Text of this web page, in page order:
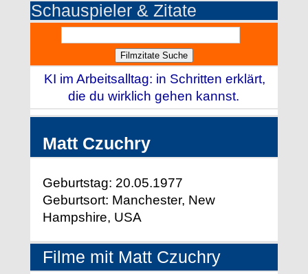
Schauspieler & Zitate
KI im Arbeitsalltag: in Schritten erklärt,
die du wirklich gehen kannst.
Matt Czuchry
Geburtstag: 20.05.1977
Geburtsort: Manchester, New
Hampshire, USA
Filme mit Matt Czuchry